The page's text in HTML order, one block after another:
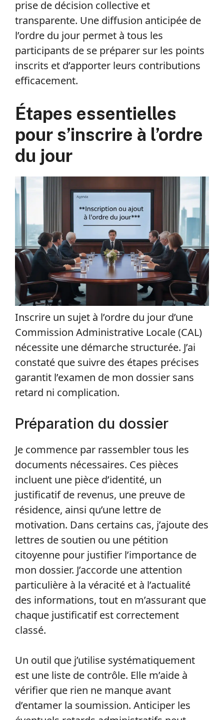
prise de décision collective et
transparente. Une diffusion anticipée de
l’ordre du jour permet à tous les
participants de se préparer sur les points
inscrits et d’apporter leurs contributions
efficacement.
Étapes essentielles
pour s’inscrire à l’ordre
du jour
Inscrire un sujet à l’ordre du jour d’une
Commission Administrative Locale (CAL)
nécessite une démarche structurée. J’ai
constaté que suivre des étapes précises
garantit l’examen de mon dossier sans
retard ni complication.
Préparation du dossier
Je commence par rassembler tous les
documents nécessaires. Ces pièces
incluent une pièce d’identité, un
justificatif de revenus, une preuve de
résidence, ainsi qu’une lettre de
motivation. Dans certains cas, j’ajoute des
lettres de soutien ou une pétition
citoyenne pour justifier l’importance de
mon dossier. J’accorde une attention
particulière à la véracité et à l’actualité
des informations, tout en m’assurant que
chaque justificatif est correctement
classé.
Un outil que j’utilise systématiquement
est une liste de contrôle. Elle m’aide à
vérifier que rien ne manque avant
d’entamer la soumission. Anticiper les